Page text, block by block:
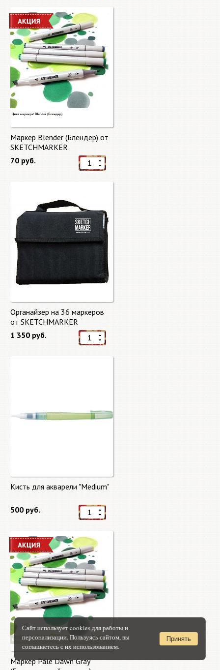
Маркер Blender (Блендер) от
SKETCHMARKER
70 руб.
Органайзер на 36 маркеров
от SKETCHMARKER
1 350 руб.
Кисть для акварели "Medium"
500 руб.
Маркер Pale Dawn Gray
Сайт использует cookies для работы и
персонализации. Пользуясь сайтом, вы
соглашаетесь с их использованием.
Принять